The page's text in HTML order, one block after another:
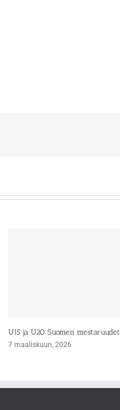
U15 ja U20 Suomen mestaruudet
7 maaliskuun, 2026